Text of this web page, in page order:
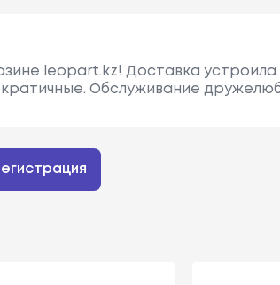
leopart.kz! Доставка
Обслуживание